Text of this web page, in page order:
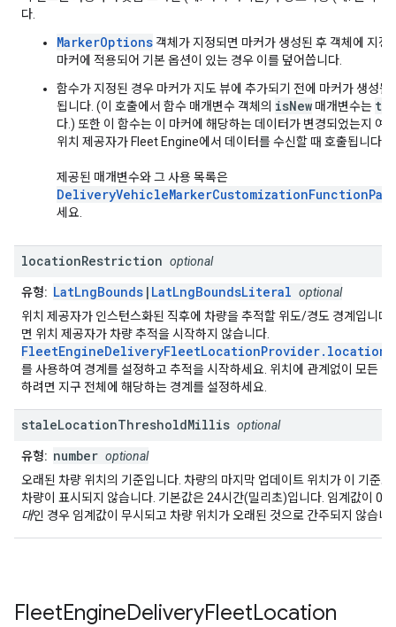
다.
MarkerOptions 객체가 지정되면 마커가 생성된 후 객체에 지정
마커에 적용되어 기본 옵션이 있는 경우 이를 덮어씁니다.
함수가 지정된 경우 마커가 지도 뷰에 추가되기 전에 마커가 생성될
됩니다. (이 호출에서 함수 매개변수 객체의 isNew 매개변수는
다.) 또한 이 함수는 이 마커에 해당하는 데이터가 변경되었는지 여
위치 제공자가 Fleet Engine에서 데이터를 수신할 때 호출됩니다.
제공된 매개변수와 그 사용 목록은
세요.
locationRestriction optional
유형: LatLngBounds | LatLngBoundsLiteral optional
위치 제공자가 인스턴스화된 직후에 차량을 추적할 위도/경도 경계입니다.
면 위치 제공자가 차량 추적을 시작하지 않습니다.
를 사용하여 경계를 설정하고 추적을 시작하세요. 위치에 관계없이 모든
하려면 지구 전체에 해당하는 경계를 설정하세요.
staleLocationThresholdMillis optional
유형: number optional
오래된 차량 위치의 기준입니다. 차량의 마지막 업데이트 위치가 이 기준
차량이 표시되지 않습니다. 기본값은 24시간(밀리초)입니다. 임계값이 0
대인 경우 임계값이 무시되고 차량 위치가 오래된 것으로 간주되지 않습니
FleetEngineDeliveryFleetLocation